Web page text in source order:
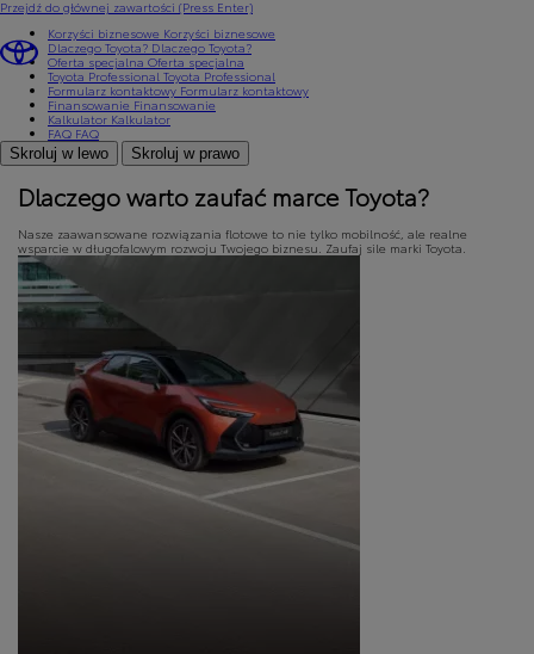
Przejdź do głównej zawartości (Press Enter)
Korzyści biznesowe Korzyści biznesowe
Dlaczego Toyota? Dlaczego Toyota?
Oferta specjalna Oferta specjalna
Toyota Professional Toyota Professional
Formularz kontaktowy Formularz kontaktowy
Finansowanie Finansowanie
Kalkulator Kalkulator
FAQ FAQ
Skroluj w lewo
Skroluj w prawo
Dlaczego warto zaufać marce Toyota?
Nasze zaawansowane rozwiązania flotowe to nie tylko mobilność, ale realne
wsparcie w długofalowym rozwoju Twojego biznesu. Zaufaj sile marki Toyota.